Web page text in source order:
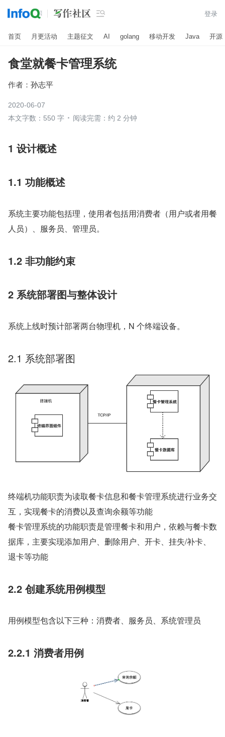
 登录
首页 月更活动 主题征文 AI golang 移动开发 Java 开源
食堂就餐卡管理系统
作者： 孙志平
2020-06-07
本文字数：550 字
阅读完需：约 2 分钟
1 设计概述
1.1 功能概述
系统主要功能包括理，使用者包括用消费者（用户或者用餐
人员）、服务员、管理员。
1.2 非功能约束
2 系统部署图与整体设计
系统上线时预计部署两台物理机，N 个终端设备。
2.1 系统部署图
终端机功能职责为读取餐卡信息和餐卡管理系统进行业务交
互，实现餐卡的消费以及查询余额等功能
餐卡管理系统的功能职责是管理餐卡和用户，依赖与餐卡数
据库，主要实现添加用户、删除用户、开卡、挂失/补卡、
退卡等功能
2.2 创建系统用例模型
用例模型包含以下三种：消费者、服务员、系统管理员
2.2.1 消费者用例